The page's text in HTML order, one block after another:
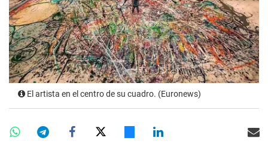
El artista en el centro de su cuadro. (Euronews)